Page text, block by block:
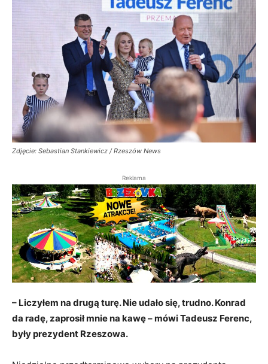
Zdjęcie: Sebastian Stankiewicz / Rzeszów News
Reklama
– Liczyłem na drugą turę. Nie udało się, trudno. Konrad
da radę, zaprosił mnie na kawę – mówi Tadeusz Ferenc,
były prezydent Rzeszowa.